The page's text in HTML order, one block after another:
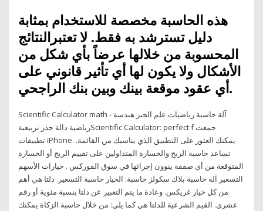
هذه الحاسبة مخصصة للاستخدام بمثابة
دليل تسترشد به فقط. لا تعتبرالنتائج
المحسوبة من خلالها عرضاً بأي شكل من
الأشكال ولا يكون لها أي تأثير قانوني على
أي عقود موقعة بينك وبين بنك الراجحي.
Scientific Calculator math - آلة حاسبة رياضيات علم الجبر هندسة
رياضية دالة جذر تربيعيةScientific Calculator: perfect f جمعت
تطبيقات iPhone. يمكنك العثور على التطبيق الذي يناسبك من القائمة.
تساعد حاسبة الربح والخسارة المتداولين على تقييم الربح أو الخسارة
المتوقعة من أي صفقة ينوون إجرائها في سوق الفوركس . خيارات الأسهم
التسعير آلة حاسبة بلاك سكولز حاسبة: الخيار حاسبة التسعير. دلتا هي أهم
من كل خيار غريكس. وعادة ما يتم التعبير عن دلتا بنسبة مئوية أو رقم
عشري. القيم الشرعية للدلتا هي كما يلي: من خلال حاسبة الزكاة يمكنك